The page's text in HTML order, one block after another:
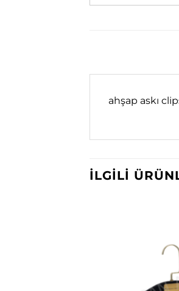
ahşap askı
İLGILI